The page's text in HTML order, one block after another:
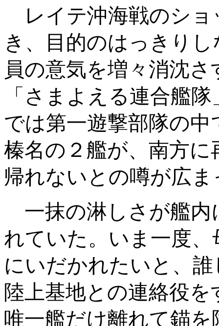
レイテ沖海戦のショ
き、目的のはっきり
員の意気を増々消沈
「さまよえる連合艦
では第一遊撃部隊の
榛名の２艦が、南方
帰れないとの噂が広
一抹の淋しさが艦内
れていた。いま一度
にいだかれたいと、
陸上基地との連絡役
唯一艦だけ離れて錨